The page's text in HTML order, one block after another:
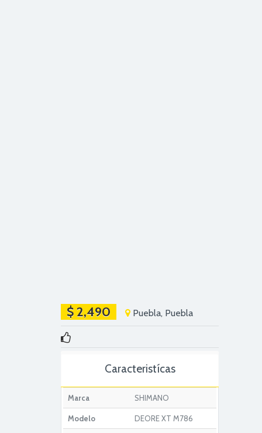
$ 2,490 Puebla, Puebla
Caracteristícas
Marca SHIMANO
Modelo DEORE XT M786